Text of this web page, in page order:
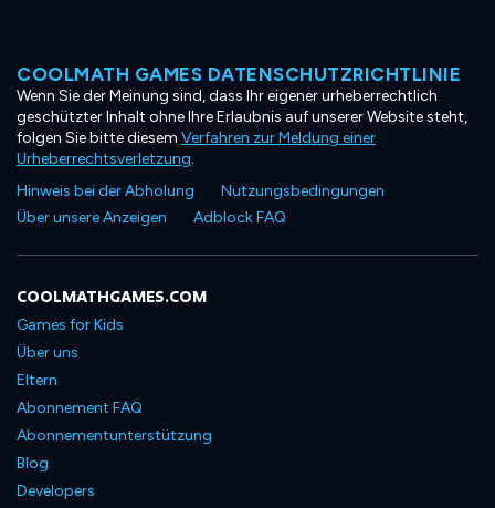
COOLMATH GAMES DATENSCHUTZRICHTLINIE
Wenn Sie der Meinung sind, dass Ihr eigener urheberrechtlich
geschützter Inhalt ohne Ihre Erlaubnis auf unserer Website steht,
folgen Sie bitte diesem Verfahren zur Meldung einer
Urheberrechtsverletzung.
Hinweis bei der Abholung
Nutzungsbedingungen
Über unsere Anzeigen
Adblock FAQ
COOLMATHGAMES.COM
Games for Kids
Über uns
Eltern
Abonnement FAQ
Abonnementunterstützung
Blog
Developers